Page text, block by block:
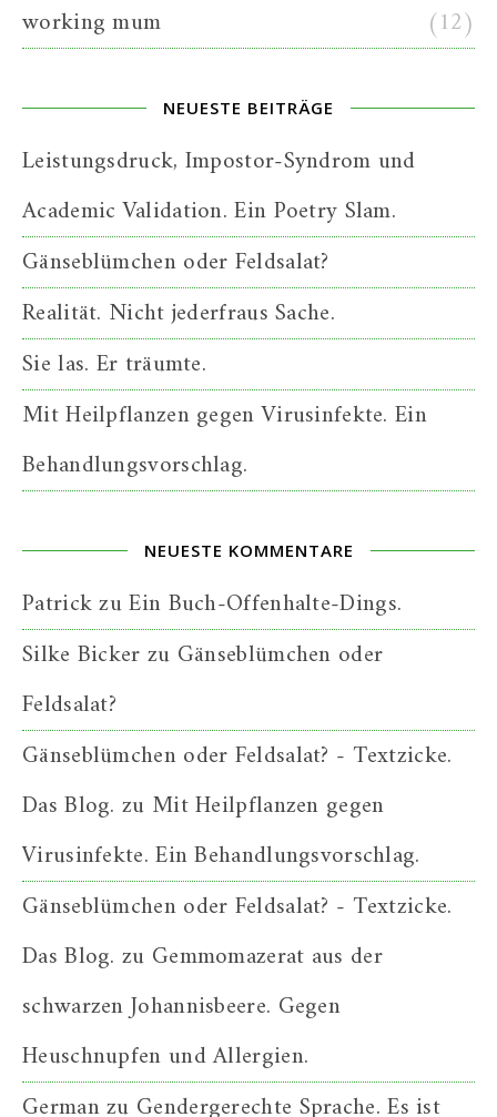
working mum
(12)
NEUESTE BEITRÄGE
Leistungsdruck, Impostor-Syndrom und
Academic Validation. Ein Poetry Slam.
Gänseblümchen oder Feldsalat?
Realität. Nicht jederfraus Sache.
Sie las. Er träumte.
Mit Heilpflanzen gegen Virusinfekte. Ein
Behandlungsvorschlag.
NEUESTE KOMMENTARE
PatrickzuEin Buch-Offenhalte-Dings.
Silke Bickerzu Gänseblümchen oder
Feldsalat?
Gänseblümchen oder Feldsalat? - Textzicke.
Das Blog. zu Mit Heilpflanzen gegen
Virusinfekte. Ein Behandlungsvorschlag.
Gänseblümchen oder Feldsalat? - Textzicke.
Das Blog. zu Gemmomazerat aus der
schwarzen Johannisbeere. Gegen
Heuschnupfen und Allergien.
Germanzu Gendergerechte Sprache. Es ist